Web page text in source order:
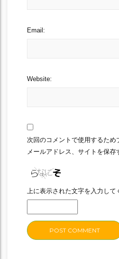
Email:
Website:
次回のコメントで使用するため
メールアドレス、サイトを保存
上に表示された文字を入力して